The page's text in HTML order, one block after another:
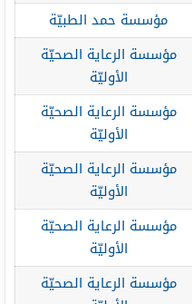
مؤسسة حمد الطبيّة
مؤسسة الرعاية الصحيّة
الأوليّة
مؤسسة الرعاية الصحيّة
الأوليّة
مؤسسة الرعاية الصحيّة
الأوليّة
مؤسسة الرعاية الصحيّة
الأوليّة
مؤسسة الرعاية الصحيّة